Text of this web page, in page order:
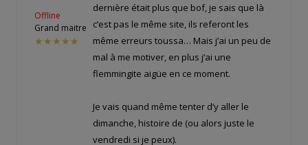
Offline
Grand maitre
★★★★★
dernière était plus que bof, je sais que là
c’est pas le même site, ils referont les
même erreurs toussa… Mais j’ai un peu de
mal à me motiver, en plus j’ai une
flemmingite aigüe en ce moment.
Je vais quand même tenter d’y aller le
dimanche, histoire de (ou alors juste le
vendredi si je peux).